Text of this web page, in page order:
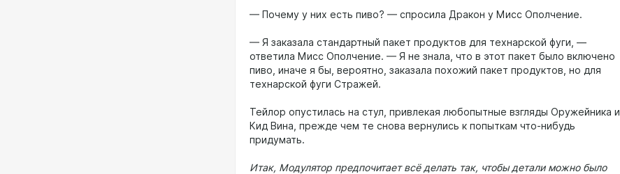
— Почему у них есть пиво? — спросила Дракон у Мисс Ополчение.
— Я заказала стандартный пакет продуктов для технарской фуги, —
ответила Мисс Ополчение. — Я не знала, что в этот пакет было включено
пиво, иначе я бы, вероятно, заказала похожий пакет продуктов, но для
технарской фуги Стражей.
Тейлор опустилась на стул, привлекая любопытные взгляды Оружейника и
Кид Вина, прежде чем те снова вернулись к попыткам что-нибудь
придумать.
Итак, Модулятор предпочитает всё делать так, чтобы детали можно было